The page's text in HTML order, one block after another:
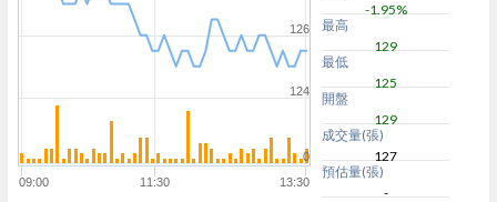
09:00 11:30 13:30
124
126
0
-1.95%
最高
129
最低
125
開盤
129
成交量(張)
127
預估量(張)
-